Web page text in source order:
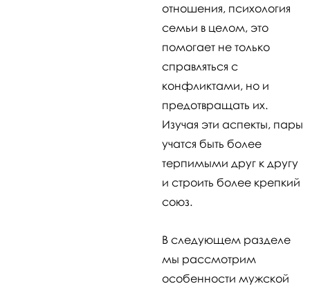
отношения, психология
семьи в целом, это
помогает не только
справляться с
конфликтами, но и
предотвращать их.
Изучая эти аспекты, пары
учатся быть более
терпимыми друг к другу
и строить более крепкий
союз.
В следующем разделе
мы рассмотрим
особенности мужской